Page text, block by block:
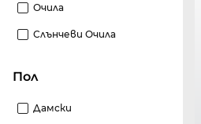
Очила
Слънчеви Очила
Пол
Дамски